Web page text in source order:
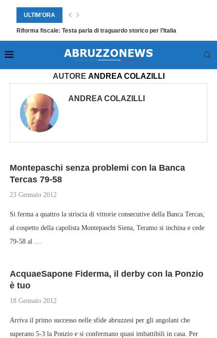
ULTIM'ORA
Riforma fiscale: Testa parla di traguardo storico per l’Italia
Home Archivi per Andrea Colazilli
AUTORE ANDREA COLAZILLI
ANDREA COLAZILLI
Montepaschi senza problemi con la Banca
Tercas 79-58
23 Gennaio 2012
Si ferma a quattro la striscia di vittorie consecutive della Banca Tercas;
al cospetto della capolista Montepaschi Siena, Teramo si inchina e cede
79-58 al …
AcquaeSapone Fiderma, il derby con la Ponzio
è tuo
18 Gennaio 2012
Arriva il primo successo nelle sfide abruzzesi per gli angolani che
superano 5-3 la Ponzio e si confermano quasi imbattibili in casa. Per